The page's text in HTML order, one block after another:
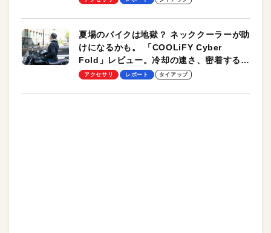
夏場のバイクは地獄？ ネッククーラーが助
けになるかも。 「COOLiFY Cyber
Fold」レビュー。冷却の速さ、密着する冷
却プレート、シンプルな操作性がグッド！
アクセサリ レポート タイアップ